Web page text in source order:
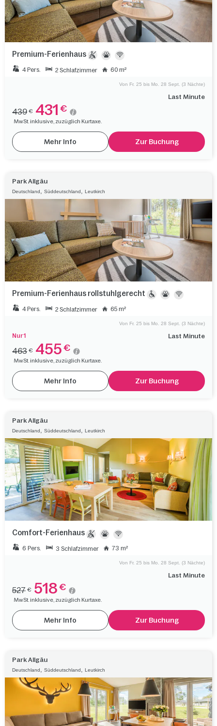
Premium-Ferienhaus
4 Pers. 2 Schlafzimmer 60 m²
Last Minute
Von Fr. 25 bis Mo. 28 Sept. (3 Nächte)
439 € 431 €
MwSt. inklusive, zuzüglich Kurtaxe.
Mehr Info Zur Buchung
Park Allgäu
Deutschland , Süddeutschland , Leutkirch
Premium-Ferienhaus rollstuhlgerecht
4 Pers. 2 Schlafzimmer 65 m²
Nur 1 Last Minute
Von Fr. 25 bis Mo. 28 Sept. (3 Nächte)
463 € 455 €
MwSt. inklusive, zuzüglich Kurtaxe.
Mehr Info Zur Buchung
Park Allgäu
Deutschland , Süddeutschland , Leutkirch
Comfort-Ferienhaus
6 Pers. 3 Schlafzimmer 73 m²
Last Minute
Von Fr. 25 bis Mo. 28 Sept. (3 Nächte)
527 € 518 €
MwSt. inklusive, zuzüglich Kurtaxe.
Mehr Info Zur Buchung
Park Allgäu
Deutschland , Süddeutschland , Leutkirch